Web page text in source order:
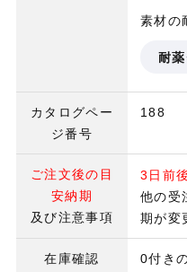
素材の
耐薬
カタログペー
ジ番号
188
ご注文後の目
安納期
及び注意事項
3日前後
他の受
期が変
在庫確認 0付き